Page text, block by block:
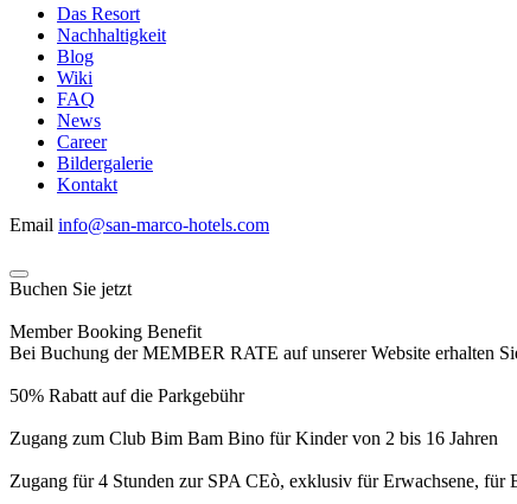
Das Resort
Nachhaltigkeit
Blog
Wiki
FAQ
News
Career
Bildergalerie
Kontakt
Email info@san-marco-hotels.com
Buchen Sie jetzt
Member Booking Benefit
Bei Buchung der MEMBER RATE auf unserer Website erhalten
50% Rabatt auf die Parkgebühr
Zugang zum Club Bim Bam Bino für Kinder von 2 bis 16 Jahren
Zugang für 4 Stunden zur SPA CEò, exklusiv für Erwachsene, für